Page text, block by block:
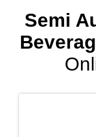
Semi